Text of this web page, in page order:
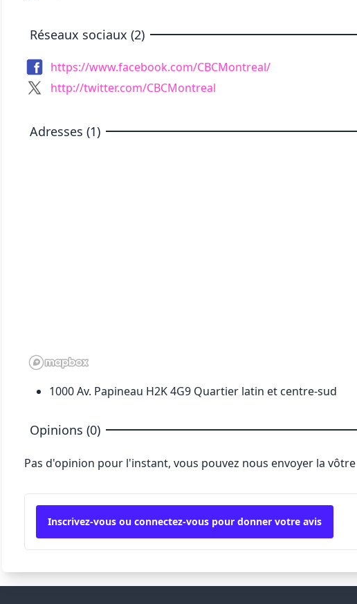
Réseaux sociaux (2)
https://www.facebook.com/CBCMontreal/
http://twitter.com/CBCMontreal
Adresses (1)
1000 Av. Papineau H2K 4G9 Quartier latin et centre-sud
Opinions (0)
Pas d'opinion pour l'instant, vous pouvez nous envoyer la vôtre
Inscrivez-vous ou connectez-vous pour donner votre avis